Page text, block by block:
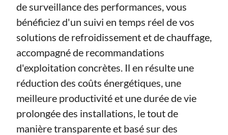
de surveillance des performances, vous
bénéficiez d'un suivi en temps réel de vos
solutions de refroidissement et de chauffage,
accompagné de recommandations
d'exploitation concrètes. Il en résulte une
réduction des coûts énergétiques, une
meilleure productivité et une durée de vie
prolongée des installations, le tout de
manière transparente et basé sur des